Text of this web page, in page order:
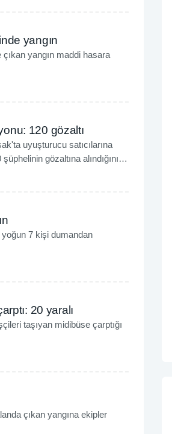
yangın
yangın maddi hasara
120 gözaltı
uyuşturucu satıcılarına
gözaltına alındığını
yoğun 7 kişi dumandan
20 yaralı
taşıyan midibüse çarptığı
çıkan yangına ekipler